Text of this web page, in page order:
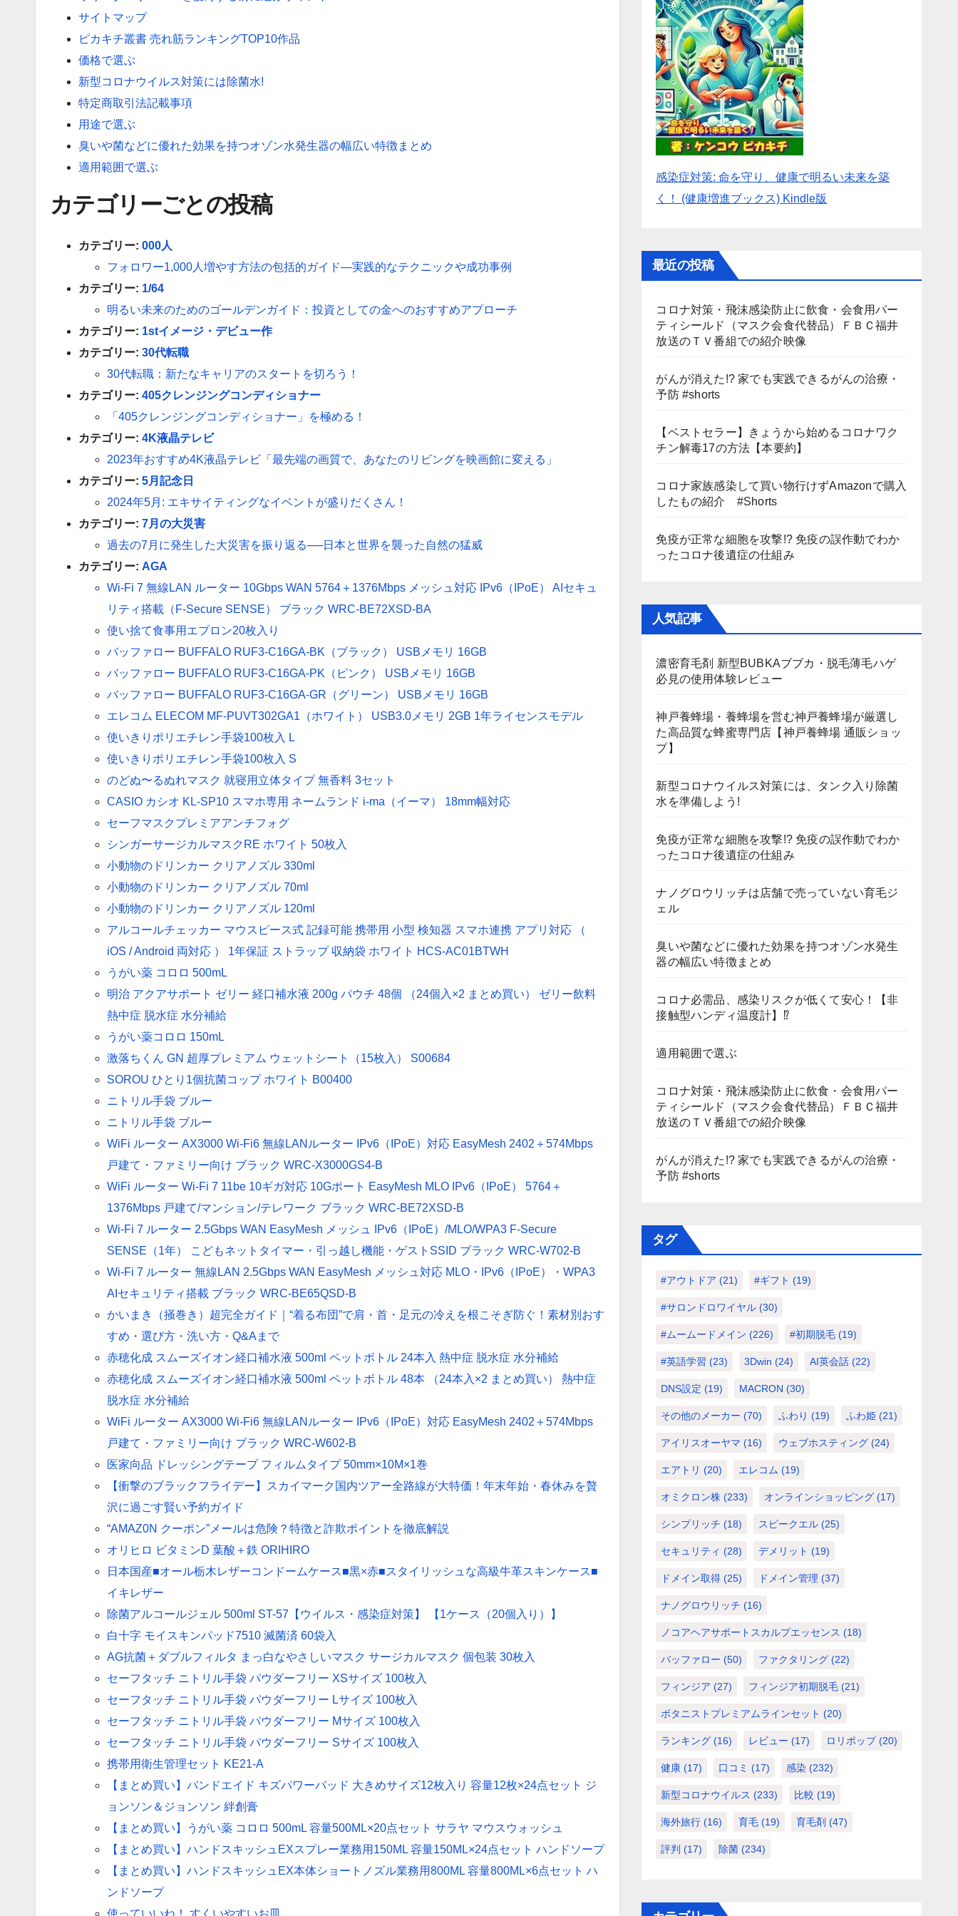
サイトマップ
ピカキチ叢書 売れ筋ランキングTOP10作品
価格で選ぶ
新型コロナウイルス対策には除菌水!
特定商取引法記載事項
用途で選ぶ
臭いや菌などに優れた効果を持つオゾン水発生器の幅広い特徴まとめ
適用範囲で選ぶ
カテゴリーごとの投稿
カテゴリー: 000人
フォロワー1,000人増やす方法の包括的ガイド—実践的なテクニックや成功事例
カテゴリー: 1/64
明るい未来のためのゴールデンガイド：投資としての金へのおすすめアプローチ
カテゴリー: 1stイメージ・デビュー作
カテゴリー: 30代転職
30代転職：新たなキャリアのスタートを切ろう！
カテゴリー: 405クレンジングコンディショナー
「405クレンジングコンディショナー」を極める！
カテゴリー: 4K液晶テレビ
2023年おすすめ4K液晶テレビ「最先端の画質で、あなたのリビングを映画館に変える」
カテゴリー: 5月記念日
2024年5月: エキサイティングなイベントが盛りだくさん！
カテゴリー: 7月の大災害
過去の7月に発生した大災害を振り返る──日本と世界を襲った自然の猛威
カテゴリー: AGA
Wi-Fi 7 無線LAN ルーター 10Gbps WAN 5764＋1376Mbps メッシュ対応 IPv6（IPoE） AIセキュ
リティ搭載（F-Secure SENSE） ブラック WRC-BE72XSD-BA
使い捨て食事用エプロン20枚入り
バッファロー BUFFALO RUF3-C16GA-BK（ブラック） USBメモリ 16GB
バッファロー BUFFALO RUF3-C16GA-PK（ピンク） USBメモリ 16GB
バッファロー BUFFALO RUF3-C16GA-GR（グリーン） USBメモリ 16GB
エレコム ELECOM MF-PUVT302GA1（ホワイト） USB3.0メモリ 2GB 1年ライセンスモデル
使いきりポリエチレン手袋100枚入 L
使いきりポリエチレン手袋100枚入 S
のどぬ〜るぬれマスク 就寝用立体タイプ 無香料 3セット
CASIO カシオ KL-SP10 スマホ専用 ネームランド i-ma（イーマ） 18mm幅対応
セーフマスクプレミアアンチフォグ
シンガーサージカルマスクRE ホワイト 50枚入
小動物のドリンカー クリアノズル 330ml
小動物のドリンカー クリアノズル 70ml
小動物のドリンカー クリアノズル 120ml
アルコールチェッカー マウスピース式 記録可能 携帯用 小型 検知器 スマホ連携 アプリ対応 （
iOS / Android 両対応 ） 1年保証 ストラップ 収納袋 ホワイト HCS-AC01BTWH
うがい薬 コロロ 500mL
明治 アクアサポート ゼリー 経口補水液 200g パウチ 48個 （24個入×2 まとめ買い） ゼリー飲料
熱中症 脱水症 水分補給
うがい薬コロロ 150mL
激落ちくん GN 超厚プレミアム ウェットシート（15枚入） S00684
SOROU ひとり1個抗菌コップ ホワイト B00400
ニトリル手袋 ブルー
ニトリル手袋 ブルー
WiFi ルーター AX3000 Wi-Fi6 無線LANルーター IPv6（IPoE）対応 EasyMesh 2402＋574Mbps
戸建て・ファミリー向け ブラック WRC-X3000GS4-B
WiFi ルーター Wi-Fi 7 11be 10ギガ対応 10Gポート EasyMesh MLO IPv6（IPoE） 5764＋
1376Mbps 戸建て/マンション/テレワーク ブラック WRC-BE72XSD-B
Wi-Fi 7 ルーター 2.5Gbps WAN EasyMesh メッシュ IPv6（IPoE）/MLO/WPA3 F-Secure
SENSE（1年） こどもネットタイマー・引っ越し機能・ゲストSSID ブラック WRC-W702-B
Wi-Fi 7 ルーター 無線LAN 2.5Gbps WAN EasyMesh メッシュ対応 MLO・IPv6（IPoE）・WPA3
AIセキュリティ搭載 ブラック WRC-BE65QSD-B
かいまき（掻巻き）超完全ガイド｜“着る布団”で肩・首・足元の冷えを根こそぎ防ぐ！素材別おす
すめ・選び方・洗い方・Q&Aまで
赤穂化成 スムーズイオン経口補水液 500ml ペットボトル 24本入 熱中症 脱水症 水分補給
赤穂化成 スムーズイオン経口補水液 500ml ペットボトル 48本 （24本入×2 まとめ買い） 熱中症
脱水症 水分補給
WiFi ルーター AX3000 Wi-Fi6 無線LANルーター IPv6（IPoE）対応 EasyMesh 2402＋574Mbps
戸建て・ファミリー向け ブラック WRC-W602-B
医家向品 ドレッシングテープ フィルムタイプ 50mm×10M×1巻
【衝撃のブラックフライデー】スカイマーク国内ツアー全路線が大特価！年末年始・春休みを贅
沢に過ごす賢い予約ガイド
“AMAZ0N クーポン”メールは危険？特徴と詐欺ポイントを徹底解説
オリヒロ ビタミンD 葉酸＋鉄 ORIHIRO
日本国産■オール栃木レザーコンドームケース■黒×赤■スタイリッシュな高級牛革スキンケース■
イキレザー
除菌アルコールジェル 500ml ST-57【ウイルス・感染症対策】 【1ケース（20個入り）】
白十字 モイスキンパッド7510 滅菌済 60袋入
AG抗菌＋ダブルフィルタ まっ白なやさしいマスク サージカルマスク 個包装 30枚入
セーフタッチ ニトリル手袋 パウダーフリー XSサイズ 100枚入
セーフタッチ ニトリル手袋 パウダーフリー Lサイズ 100枚入
セーフタッチ ニトリル手袋 パウダーフリー Mサイズ 100枚入
セーフタッチ ニトリル手袋 パウダーフリー Sサイズ 100枚入
携帯用衛生管理セット KE21-A
【まとめ買い】バンドエイド キズパワーパッド 大きめサイズ12枚入り 容量12枚×24点セット ジ
ョンソン＆ジョンソン 絆創膏
【まとめ買い】うがい薬 コロロ 500mL 容量500ML×20点セット サラヤ マウスウォッシュ
【まとめ買い】ハンドスキッシュEXスプレー業務用150ML 容量150ML×24点セット ハンドソープ
【まとめ買い】ハンドスキッシュEX本体ショートノズル業務用800ML 容量800ML×6点セット ハ
ンドソープ
使っていいね！ すくいやすいお皿
感染症対策: 命を守り、健康で明るい未来を築
く！ (健康増進ブックス) Kindle版
最近の投稿
コロナ対策・飛沫感染防止に飲食・会食用パー
ティシールド（マスク会食代替品）ＦＢＣ福井
放送のＴＶ番組での紹介映像
がんが消えた!? 家でも実践できるがんの治療・
予防 #shorts
【ベストセラー】きょうから始めるコロナワク
チン解毒17の方法【本要約】
コロナ家族感染して買い物行けずAmazonで購入
したもの紹介 #Shorts
免疫が正常な細胞を攻撃!? 免疫の誤作動でわか
ったコロナ後遺症の仕組み
人気記事
濃密育毛剤 新型BUBKAブブカ・脱毛薄毛ハゲ
必見の使用体験レビュー
神戸養蜂場・養蜂場を営む神戸養蜂場が厳選し
た高品質な蜂蜜専門店【神戸養蜂場 通販ショッ
プ】
新型コロナウイルス対策には、タンク入り除菌
水を準備しよう!
免疫が正常な細胞を攻撃!? 免疫の誤作動でわか
ったコロナ後遺症の仕組み
ナノグロウリッチは店舗で売っていない育毛ジ
ェル
臭いや菌などに優れた効果を持つオゾン水発生
器の幅広い特徴まとめ
コロナ必需品、感染リスクが低くて安心！【非
接触型ハンディ温度計】⁉
適用範囲で選ぶ
コロナ対策・飛沫感染防止に飲食・会食用パー
ティシールド（マスク会食代替品）ＦＢＣ福井
放送のＴＶ番組での紹介映像
がんが消えた!? 家でも実践できるがんの治療・
予防 #shorts
タグ
#アウトドア (21) #ギフト (19)
#サロンドロワイヤル (30)
#ムームードメイン (226) #初期脱毛 (19)
#英語学習 (23) 3Dwin (24) AI英会話 (22)
DNS設定 (19) MACRON (30)
その他のメーカー (70) ふわり (19) ふわ姫 (21)
アイリスオーヤマ (16) ウェブホスティング (24)
エアトリ (20) エレコム (19)
オミクロン株 (233) オンラインショッピング (17)
シンプリッチ (18) スピークエル (25)
セキュリティ (28) デメリット (19)
ドメイン取得 (25) ドメイン管理 (37)
ナノグロウリッチ (16)
ノコアヘアサポートスカルプエッセンス (18)
バッファロー (50) ファクタリング (22)
フィンジア (27) フィンジア初期脱毛 (21)
ボタニストプレミアムラインセット (20)
ランキング (16) レビュー (17) ロリポップ(20)
健康 (17) 口コミ (17) 感染 (232)
新型コロナウイルス (233) 比較 (19)
海外旅行 (16) 育毛 (19) 育毛剤 (47)
評判 (17) 除菌 (234)